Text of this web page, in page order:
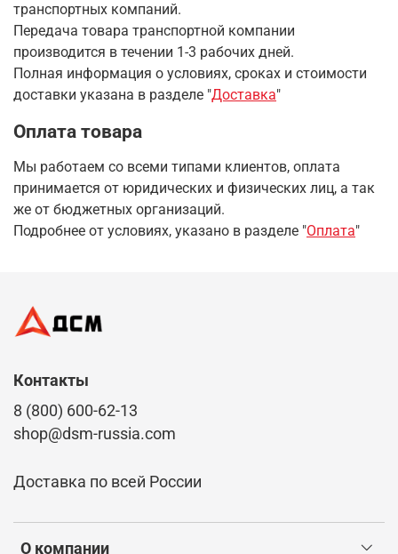
транспортных компаний.
Передача товара транспортной компании
производится в течении 1-3 рабочих дней.
Полная информация о условиях, сроках и стоимости
доставки указана в разделе "Доставка"
Оплата товара
Мы работаем со всеми типами клиентов, оплата
принимается от юридических и физических лиц, а так
же от бюджетных организаций.
Подробнее от условиях, указано в разделе "Оплата"
О компании
Контакты
8 (800) 600-62-13
shop@dsm-russia.com
Доставка по всей России